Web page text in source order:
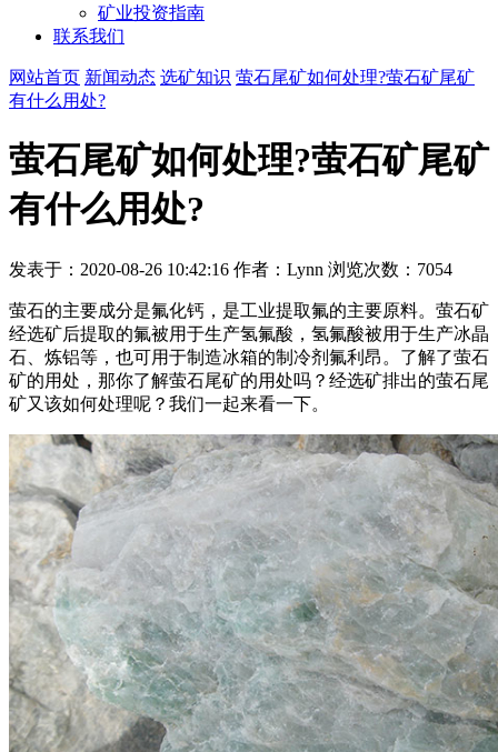
矿业投资指南
联系我们
网站首页 新闻动态 选矿知识 萤石尾矿如何处理?萤石矿尾矿
有什么用处?
萤石尾矿如何处理?萤石矿尾矿
有什么用处?
发表于：2020-08-26 10:42:16 作者：Lynn 浏览次数：7054
萤石的主要成分是氟化钙，是工业提取氟的主要原料。萤石矿
经选矿后提取的氟被用于生产氢氟酸，氢氟酸被用于生产冰晶
石、炼铝等，也可用于制造冰箱的制冷剂氟利昂。了解了萤石
矿的用处，那你了解萤石尾矿的用处吗？经选矿排出的萤石尾
矿又该如何处理呢？我们一起来看一下。